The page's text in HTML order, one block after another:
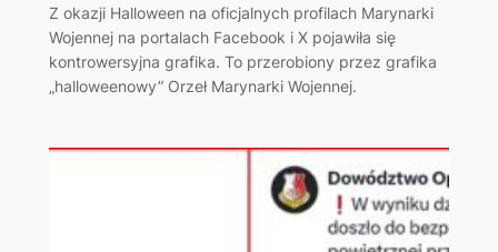
Z okazji Halloween na oficjalnych profilach Marynarki
Wojennej na portalach Facebook i X pojawiła się
kontrowersyjna grafika. To przerobiony przez grafika
„halloweenowy” Orzeł Marynarki Wojennej.